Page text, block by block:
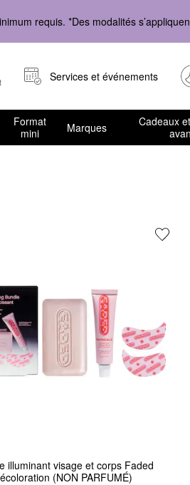
requis. *Des modalités
Services et événements
Format
mini
Marques
Cadeaux
illuminant visage et corps Faded
(NON PARFUMÉ)